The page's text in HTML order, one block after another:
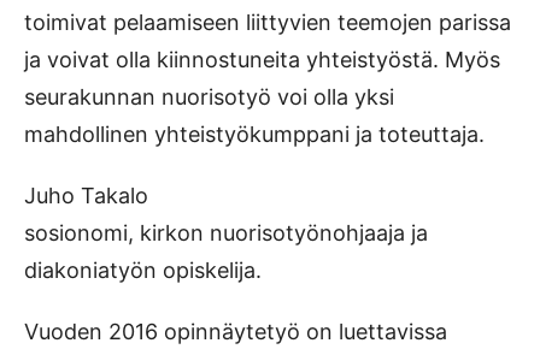
toimivat pelaamiseen liittyvien teemojen parissa
ja voivat olla kiinnostuneita yhteistyöstä. Myös
seurakunnan nuorisotyö voi olla yksi
mahdollinen yhteistyökumppani ja toteuttaja.
Juho Takalo
sosionomi, kirkon nuorisotyönohjaaja ja
diakoniatyön opiskelija.
Vuoden 2016 opinnäytetyö on luettavissa